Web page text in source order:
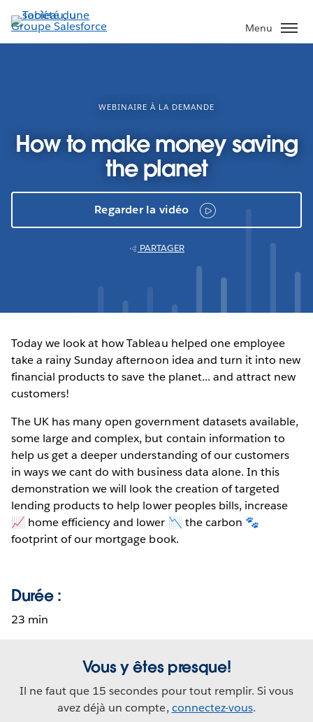
Aller
au
contenu
Menu
WEBINAIRE À LA DEMANDE
How to make money saving
the planet
Regarder la vidéo
PARTAGER
Today we look at how Tableau helped one employee
take a rainy Sunday afternoon idea and turn it into new
financial products to save the planet... and attract new
customers!
The UK has many open government datasets available,
some large and complex, but contain information to
help us get a deeper understanding of our customers
in ways we cant do with business data alone. In this
demonstration we will look the creation of targeted
lending products to help lower peoples bills, increase
📈 home efficiency and lower 📉 the carbon 🐾
footprint of our mortgage book.
Durée :
23 min
Vous y êtes presque!
Il ne faut que 15 secondes pour tout remplir. Si vous
avez déjà un compte, connectez-vous.